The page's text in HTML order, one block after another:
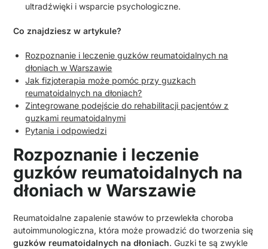
ultradźwięki i wsparcie psychologiczne.
Co znajdziesz w artykule?
Rozpoznanie i leczenie guzków reumatoidalnych na
dłoniach w Warszawie
Jak fizjoterapia może pomóc przy guzkach
reumatoidalnych na dłoniach?
Zintegrowane podejście do rehabilitacji pacjentów z
guzkami reumatoidalnymi
Pytania i odpowiedzi
Rozpoznanie i leczenie
guzków reumatoidalnych na
dłoniach w Warszawie
Reumatoidalne zapalenie stawów to przewlekła choroba
autoimmunologiczna, która może prowadzić do tworzenia się
guzków reumatoidalnych na dłoniach. Guzki te są zwykle